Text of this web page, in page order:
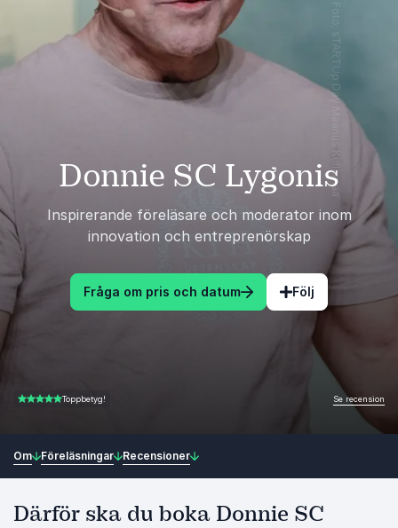
Donnie SC Lygonis
Inspirerande föreläsare och moderator inom
innovation och entreprenörskap
Fråga om pris och datum Följ
5.00 av 5 Toppbetyg! Se recension
Foto: sTARTUp Day Maanus Kullamaa
Om Föreläsningar Recensioner
Därför ska du boka Donnie SC